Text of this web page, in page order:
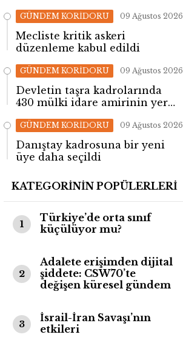
GÜNDEM KORİDORU 09 Ağustos 2026
Mecliste kritik askeri
düzenleme kabul edildi
GÜNDEM KORİDORU 09 Ağustos 2026
Devletin taşra kadrolarında
430 mülki idare amirinin yeri
GÜNDEM KORİDORU 09 Ağustos 2026
Danıştay kadrosuna bir yeni
üye daha seçildi
KATEGORİNİN POPÜLERLERİ
1
Türkiye’de orta sınıf
küçülüyor mu?
2
Adalete erişimden dijital
şiddete: CSW70’te
değişen küresel gündem
3
İsrail-İran Savaşı’nın
etkileri